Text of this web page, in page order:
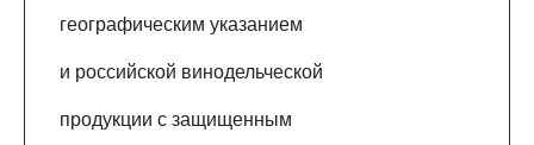
географическим указанием
и российской винодельческой
продукции с защищенным